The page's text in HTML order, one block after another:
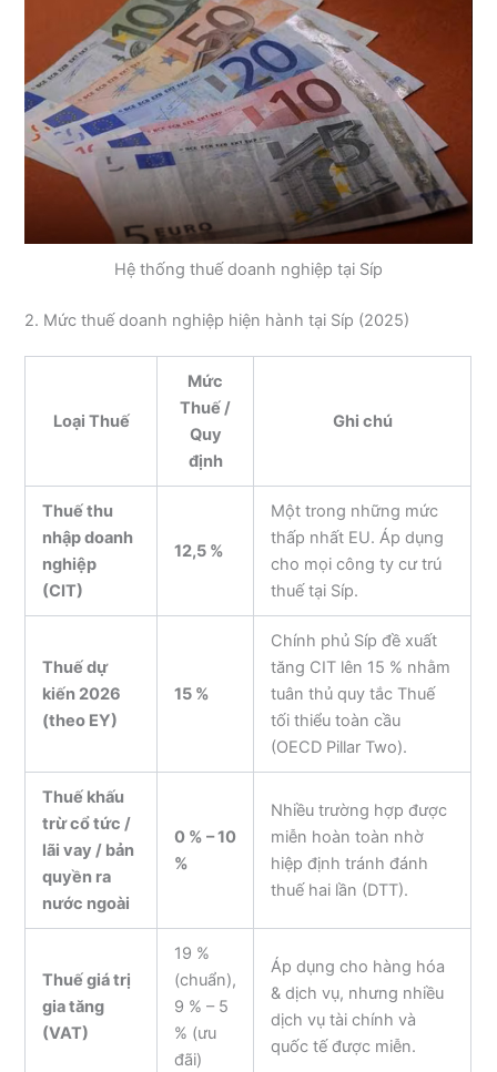
Hệ thống thuế doanh nghiệp tại Síp
2. Mức thuế doanh nghiệp hiện hành tại Síp (2025)
Loại Thuế
Mức
Thuế /
Quy
định
Ghi chú
Thuế thu
nhập doanh
nghiệp
(CIT)
12,5 %
Một trong những mức
thấp nhất EU. Áp dụng
cho mọi công ty cư trú
thuế tại Síp.
Thuế dự
kiến 2026
(theo EY)
15 %
Chính phủ Síp đề xuất
tăng CIT lên 15 % nhằm
tuân thủ quy tắc Thuế
tối thiểu toàn cầu
(OECD Pillar Two).
Thuế khấu
trừ cổ tức /
lãi vay / bản
quyền ra
nước ngoài
0 % – 10
%
Nhiều trường hợp được
miễn hoàn toàn nhờ
hiệp định tránh đánh
thuế hai lần (DTT).
Thuế giá trị
gia tăng
(VAT)
19 %
(chuẩn),
9 % – 5
% (ưu
đãi)
Áp dụng cho hàng hóa
& dịch vụ, nhưng nhiều
dịch vụ tài chính và
quốc tế được miễn.